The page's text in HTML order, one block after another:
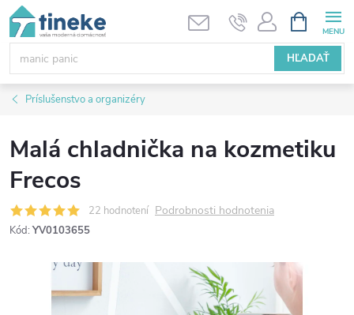
Prejsť
obsah
HĽADAŤ
KOŠÍK
Príslušenstvo a organizéry
Malá chladnička na kozmetiku
Frecos
22 hodnotení Podrobnosti hodnotenia
Kód: YV0103655